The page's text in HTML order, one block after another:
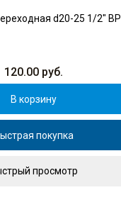
d20-25 1/2" ВР
120.00руб.
В корзину
покупка
просмотр